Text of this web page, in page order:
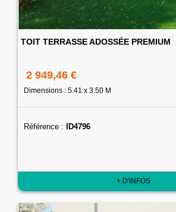
TOIT TERRASSE ADOSSÉE PREMIUM
2 949,46 €
Dimensions : 5.41 x 3.50 M
Référence : ID4796
+ D'INFOS